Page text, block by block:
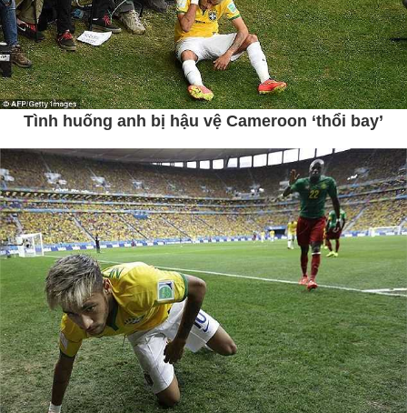
Tình huống anh bị hậu vệ Cameroon ‘thổi bay’